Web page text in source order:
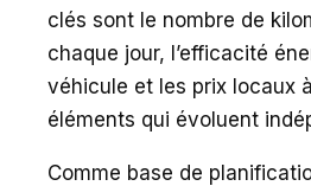
clés sont le nombre de
chaque jour, l’efficacité
véhicule et les prix locaux
éléments qui évoluent
Comme base de